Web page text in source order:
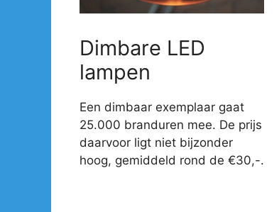
Dimbare LED
lampen
Een dimbaar exemplaar gaat
25.000 branduren mee. De prijs
daarvoor ligt niet bijzonder
hoog, gemiddeld rond de €30,-.